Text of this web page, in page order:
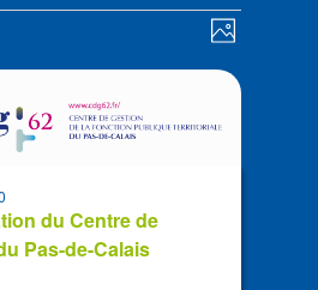
par
de
vues
Photo
du Centre de
Pas-de-Calais